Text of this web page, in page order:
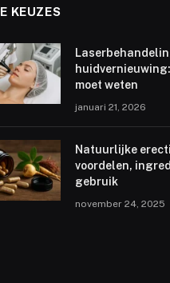
KEUZES
moet weten
januari 21, 2026
Natuurlijke
voordelen,
gebruik
november 24, 2025